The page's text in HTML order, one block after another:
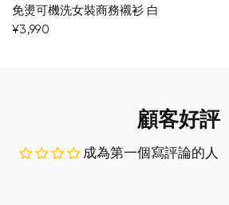
免燙可機洗女裝商務襯衫 白
¥3,990
顧客好評
成為第一個寫評論的人